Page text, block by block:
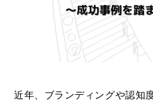
近年、ブランディングや認知